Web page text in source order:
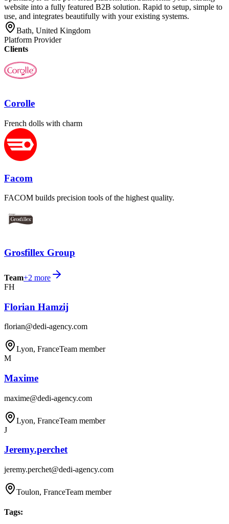
website into a fully featured B2B solution. Rapid to setup, simple to
use, and integrates beautifully with your existing systems.
Bath, United Kingdom
Platform Provider
Clients
Corolle
French dolls with charm
Facom
FACOM builds precision tools of the highest quality.
Grosfillex Group
Team+2 more
FH
Florian Hamzij
florian@dedi-agency.com
Lyon, FranceTeam member
M
Maxime
maxime@dedi-agency.com
Lyon, FranceTeam member
J
Jeremy.perchet
jeremy.perchet@dedi-agency.com
Toulon, FranceTeam member
Tags: